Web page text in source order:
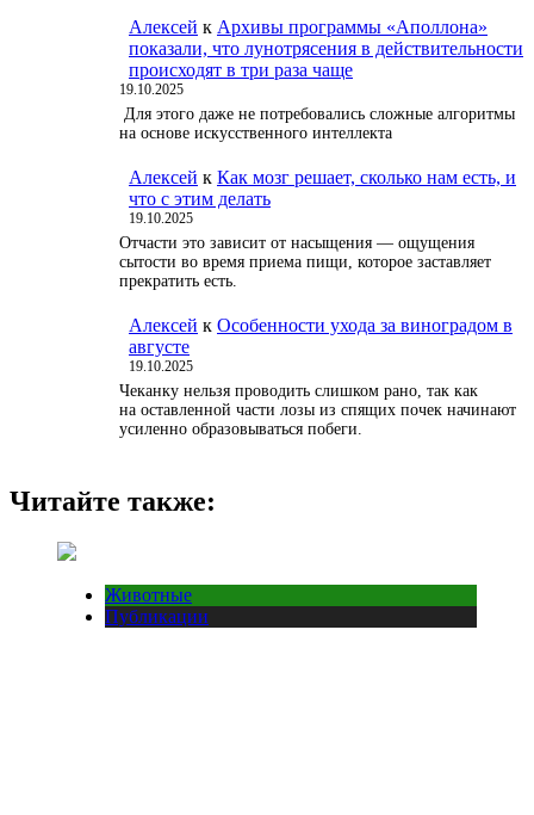
Алексей к Архивы программы «Аполлона»
показали, что лунотрясения в действительности
происходят в три раза чаще
19.10.2025
Для этого даже не потребовались сложные алгоритмы
на основе искусственного интеллекта
Алексей к Как мозг решает, сколько нам есть, и
что с этим делать
19.10.2025
Отчасти это зависит от насыщения — ощущения
сытости во время приема пищи, которое заставляет
прекратить есть.
Алексей к Особенности ухода за виноградом в
августе
19.10.2025
Чеканку нельзя проводить слишком рано, так как
на оставленной части лозы из спящих почек начинают
усиленно образовываться побеги.
Читайте также:
Животные
Публикации